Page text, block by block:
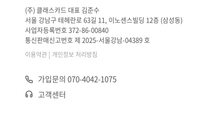
(주) 클래스카드 대표 김준수
서울 강남구 테헤란로 63길 11, 이노센스빌딩 12층 (삼성동)
사업자등록번호 372-86-00840
통신판매신고번호 제 2025-서울강남-04389 호
이용약관 | 개인정보 처리방침
가입문의 070-4042-1075
고객센터